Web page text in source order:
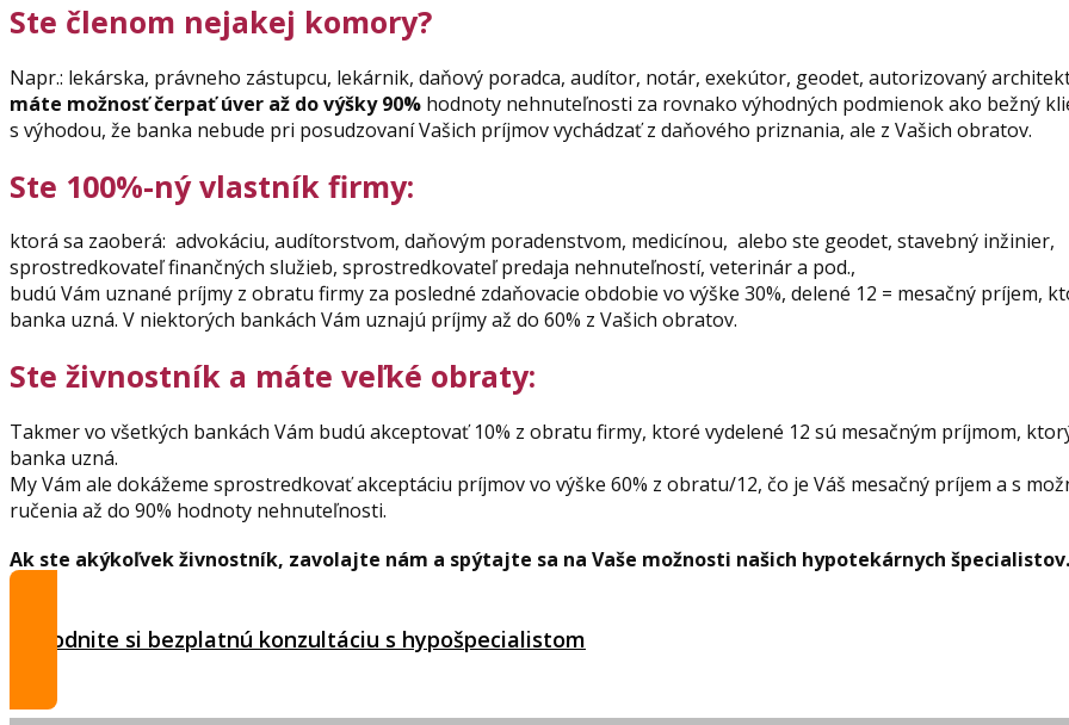
Ste členom nejakej komory?
Napr.: lekárska, právneho zástupcu, lekárnik, daňový poradca, audítor, notár, exekútor, geodet, autorizovaný
máte možnosť čerpať úver až do výšky 90% hodnoty nehnuteľnosti za rovnako výhodných podmienok ako bežný
s výhodou, že banka nebude pri posudzovaní Vašich príjmov vychádzať z daňového priznania, ale z Vašich obratov.
Ste 100%-ný vlastník firmy:
ktorá sa zaoberá: advokáciu, audítorstvom, daňovým poradenstvom, medicínou, alebo ste geodet, stavebný inžinier,
sprostredkovateľ finančných služieb, sprostredkovateľ predaja nehnuteľností, veterinár a pod.,
budú Vám uznané príjmy z obratu firmy za posledné zdaňovacie obdobie vo výške 30%, delené 12 = mesačný príjem,
banka uzná. V niektorých bankách Vám uznajú príjmy až do 60% z Vašich obratov.
Ste živnostník a máte veľké obraty:
Takmer vo všetkých bankách Vám budú akceptovať 10% z obratu firmy, ktoré vydelené 12 sú mesačným príjmom,
banka uzná.
My Vám ale dokážeme sprostredkovať akceptáciu príjmov vo výške 60% z obratu/12, čo je Váš mesačný príjem a s
ručenia až do 90% hodnoty nehnuteľnosti.
Ak ste akýkoľvek živnostník, zavolajte nám a spýtajte sa na Vaše možnosti našich hypotekárnych
Dohodnite si bezplatnú konzultáciu s hypošpecialistom